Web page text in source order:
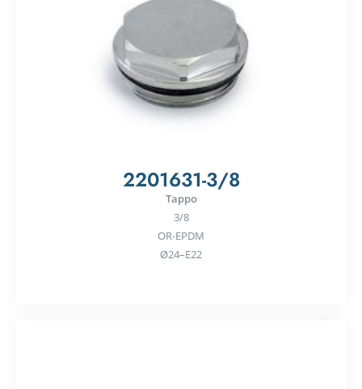
2201631-3/8
Tappo
3/8
OR-EPDM
Ø24–E22